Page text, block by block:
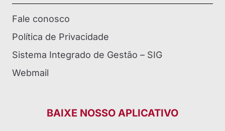
Fale conosco
Política de Privacidade
Sistema Integrado de Gestão – SIG
Webmail
BAIXE NOSSO APLICATIVO